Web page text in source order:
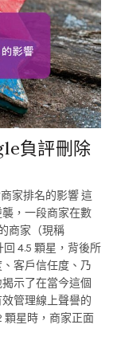
負評刪除
家排名的影響 這
，一段商家在數
商家（現稱
4.5 顆星，背後所
客戶信任度、乃
示了在當今這個
管理線上聲譽的
顆星時，商家正面